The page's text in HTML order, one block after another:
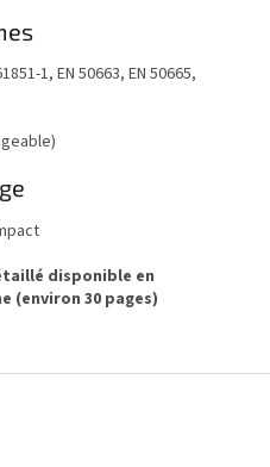
1, EN 50663, EN 50665,
disponible en
(environ 30 pages)